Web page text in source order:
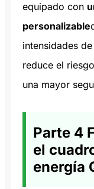
equipado con
personalizable
intensidades
reduce el
una mayor
Parte 4
el
energía